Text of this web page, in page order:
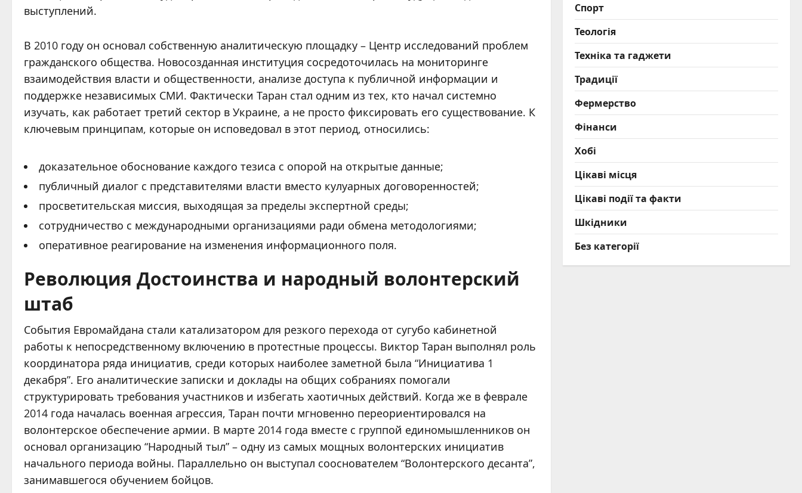
выступлений.
В 2010 году он основал собственную аналитическую площадку – Центр исследований проблем
гражданского общества. Новосозданная институция сосредоточилась на мониторинге
взаимодействия власти и общественности, анализе доступа к публичной информации и
поддержке независимых СМИ. Фактически Таран стал одним из тех, кто начал системно
изучать, как работает третий сектор в Украине, а не просто фиксировать его существование. К
ключевым принципам, которые он исповедовал в этот период, относились:
доказательное обоснование каждого тезиса с опорой на открытые данные;
публичный диалог с представителями власти вместо кулуарных договоренностей;
просветительская миссия, выходящая за пределы экспертной среды;
сотрудничество с международными организациями ради обмена методологиями;
оперативное реагирование на изменения информационного поля.
Революция Достоинства и народный волонтерский
штаб
События Евромайдана стали катализатором для резкого перехода от сугубо кабинетной
работы к непосредственному включению в протестные процессы. Виктор Таран выполнял роль
координатора ряда инициатив, среди которых наиболее заметной была “Инициатива 1
декабря”. Его аналитические записки и доклады на общих собраниях помогали
структурировать требования участников и избегать хаотичных действий. Когда же в феврале
2014 года началась военная агрессия, Таран почти мгновенно переориентировался на
волонтерское обеспечение армии. В марте 2014 года вместе с группой единомышленников он
основал организацию “Народный тыл” – одну из самых мощных волонтерских инициатив
начального периода войны. Параллельно он выступал сооснователем “Волонтерского десанта”,
занимавшегося обучением бойцов.
Спорт
Теологія
Техніка та гаджети
Традиції
Фермерство
Фінанси
Хобі
Цікаві місця
Цікаві події та факти
Шкідники
Без категорії